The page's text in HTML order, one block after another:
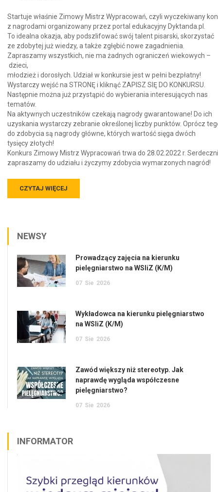
Startuje właśnie Zimowy Mistrz Wypracowań, czyli wyczekiwany
z nagrodami organizowany przez portal edukacyjny Dyktanda.pl.
To idealna okazja, aby podszlifować swój talent pisarski, skorzystać
ze zdobytej już wiedzy, a także zgłębić nowe zagadnienia.
Zapraszamy wszystkich, nie ma żadnych ograniczeń wiekowych –
dzieci,
młodzież i dorosłych. Udział w konkursie jest w pełni bezpłatny!
Wystarczy wejść na STRONĘ i kliknąć ZAPISZ SIĘ DO KONKURSU.
Następnie można już przystąpić do wybierania interesujących nas
tematów.
Na aktywnych uczestników czekają nagrody gwarantowane! Do ich
uzyskania wystarczy zebranie określonej liczby punktów. Oprócz
do zdobycia są nagrody główne, których wartość sięga dwóch
tysięcy złotych!
Konkurs Zimowy Mistrz Wypracowań trwa do 28.02.2022 r.
zapraszamy do udziału i życzymy zdobycia wymarzonych nagród!
CZYTAJ WIĘCEJ
NEWSY
Prowadzący zajęcia na kierunku
pielęgniarstwo na WSIiZ (K/M)
07 Sie 2026
Wykładowca na kierunku pielęgniarstwo
na WSIiZ (K/M)
07 Sie 2026
Zawód większy niż stereotyp. Jak
naprawdę wygląda współczesne
pielęgniarstwo?
07 Sie 2026
INFORMATOR